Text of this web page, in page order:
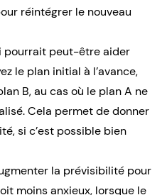
réintégrer le nouveau
pourrait peut-être aider
le plan initial à l’avance,
B, au cas où le plan A ne
Cela permet de donner
si c’est possible bien
la prévisibilité pour
moins anxieux, lorsque le